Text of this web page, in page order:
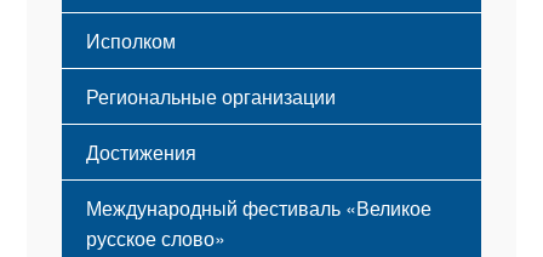
Исполком
Региональные организации
Достижения
Международный фестиваль «Великое
русское слово»